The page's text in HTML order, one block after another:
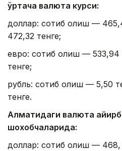
ўртача валюта курси:
доллар: сотиб олиш —
472,32 тенге;
евро: сотиб олиш —
тенге;
рубль: сотиб олиш — 5,50
тенге.
Алматидаги валюта
шохобчаларида:
доллар: сотиб олиш —